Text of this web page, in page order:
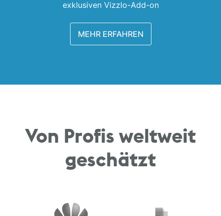
exklusiven Vizzlo-Add-on
MEHR ERFAHREN
Von Profis weltweit
geschätzt